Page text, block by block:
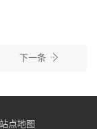
下一条
站点地图